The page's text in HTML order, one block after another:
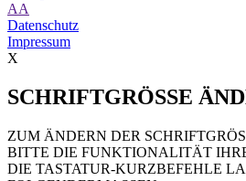
AA
Datenschutz
Impressum
X
SCHRIFTGRÖSSE
ZUM ÄNDERN DER
BITTE DIE FUNKTIONALITÄT
DIE TASTATUR-KURZBEFEHLE